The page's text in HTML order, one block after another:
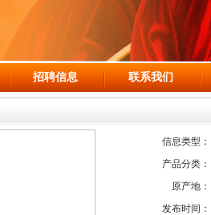
招聘信息 联系我们
信息类型：
产品分类：
原产地：
发布时间：